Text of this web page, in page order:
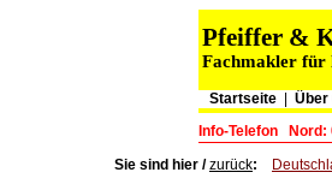
Pfeiffer &
Fachmakler für
Startseite| Über
Info-Telefon
Nord:
Sie sind hier /zurück: